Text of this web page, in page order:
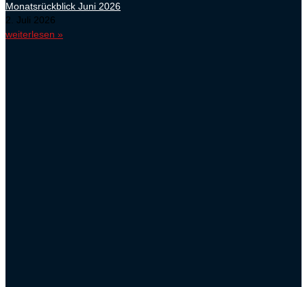
Monatsrückblick Juni 2026
2. Juli 2026
weiterlesen »